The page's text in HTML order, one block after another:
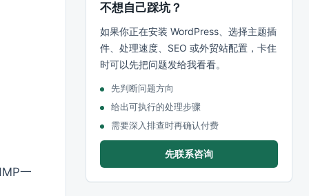
一
不想自己踩坑？
如果你正在安装 WordPress、选择主题插
件、处理速度、SEO 或外贸站配置，卡住
时可以先把问题发给我看看。
先判断问题方向
给出可执行的处理步骤
需要深入排查时再确认付费
先联系咨询